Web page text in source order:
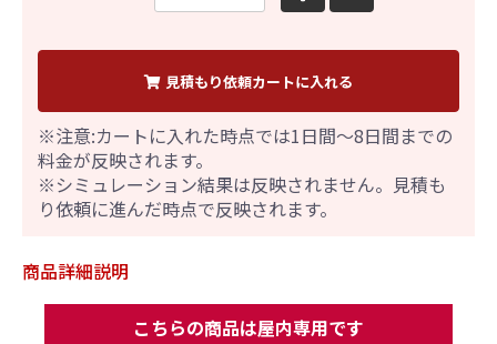
見積もり依頼カートに入れる
※注意:カートに入れた時点では1日間～8日間までの
料金が反映されます。
※シミュレーション結果は反映されません。見積も
り依頼に進んだ時点で反映されます。
商品詳細説明
こちらの商品は屋内専用です